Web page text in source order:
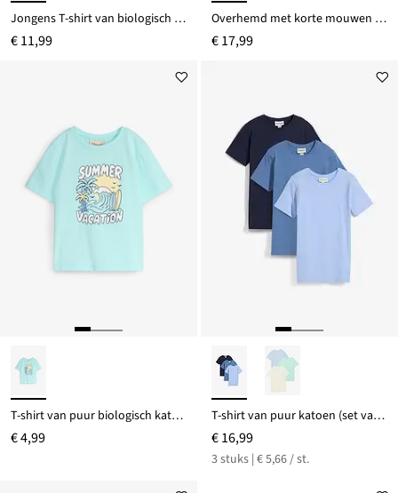
Jongens T-shirt van biologisch katoen met kleurverloop
€ 11,99
Overhemd met korte mouwen en strikje van puur katoen (2-dlg. set)
€ 17,99
T-shirt van puur biologisch katoen
€ 4,99
T-shirt van puur katoen (set van 3)
€ 16,99
3 stuks | € 5,66 / st.